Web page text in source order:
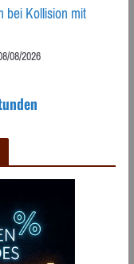
bei Kollision mit
08/2026